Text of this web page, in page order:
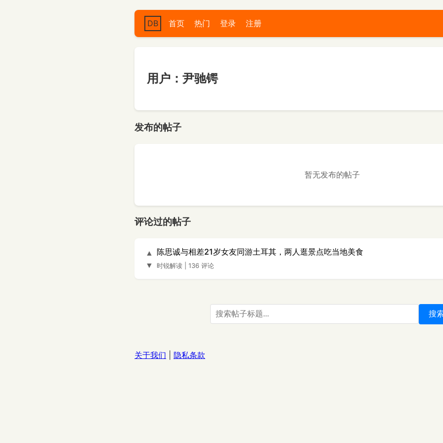
DB 首页 热门 登录 注册
用户：尹驰锷
发布的帖子
暂无发布的帖子
评论过的帖子
▲
▼
陈思诚与相差21岁女友同游土耳其，两人逛景点吃当地美食
时锐解读 136 评论
搜
关于我们 隐私条款